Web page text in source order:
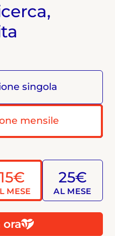
singola
mensile
15€
MESE
25€
AL MESE
ora